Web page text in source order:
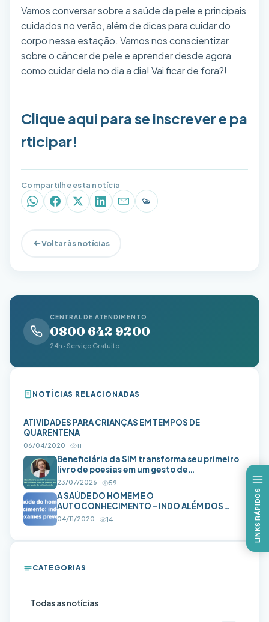
Vamos conversar sobre a saúde da pele e principais
cuidados no verão, além de dicas para cuidar do
corpo nessa estação. Vamos nos conscientizar
sobre o câncer de pele e aprender desde agora
como cuidar dela no dia a dia! Vai ficar de fora?!
Clique aqui para se inscrever e pa
rticipar!
Compartilhe esta notícia
WhatsAppFacebookX (Twitter)
LinkedInE-mailCopiar link
Voltar às notícias
CENTRAL DE ATENDIMENTO
0800 642 9200
24h · Serviço Gratuito
NOTÍCIAS RELACIONADAS
ATIVIDADES PARA CRIANÇAS EM TEMPOS DE
QUARENTENA
06/04/2020 11
Beneficiária da SIM transforma seu primeiro
livro de poesias em um gesto de
solidariedade
23/07/2026 59
A SAÚDE DO HOMEM E O
AUTOCONHECIMENTO – INDO ALÉM DOS
EXAMES PREVENTIVOS
04/11/2020 14
CATEGORIAS
Todas as notícias
LINKS RÁPIDOS